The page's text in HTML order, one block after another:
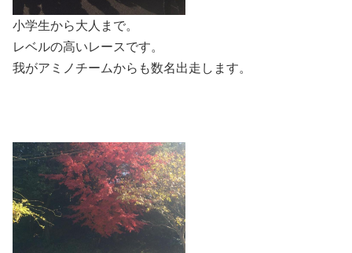
小学生から大人まで。
レベルの高いレースです。
我がアミノチームからも数名出走します。